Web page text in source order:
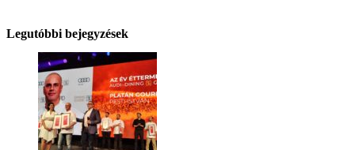
Legutóbbi bejegyzések